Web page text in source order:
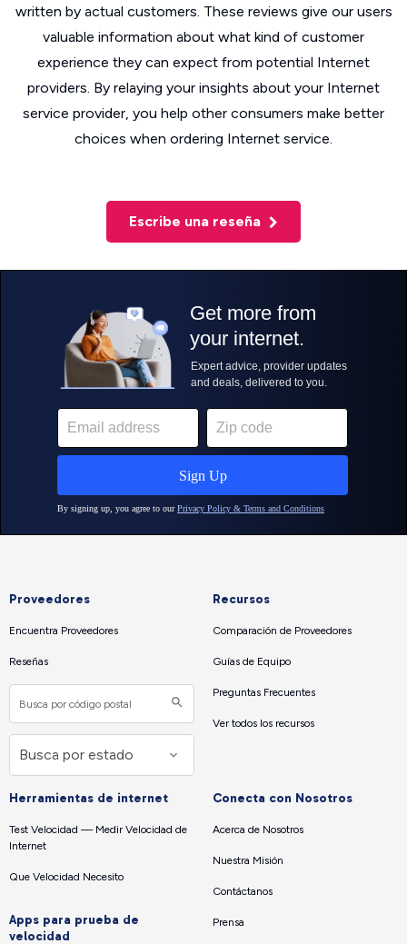
written by actual customers. These reviews give our users
valuable information about what kind of customer
experience they can expect from potential Internet
providers. By relaying your insights about your Internet
service provider, you help other consumers make better
choices when ordering Internet service.
Escribe una reseña
Proveedores
Encuentra Proveedores
Reseñas
Recursos
Comparación de Proveedores
Guías de Equipo
Preguntas Frecuentes
Ver todos los recursos
Herramientas de internet
Test Velocidad — Medir Velocidad de
Internet
Que Velocidad Necesito
Apps para prueba de
velocidad
Conecta con Nosotros
Acerca de Nosotros
Nuestra Misión
Contáctanos
Prensa